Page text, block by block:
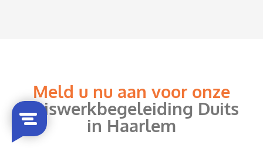
Meld u nu aan voor onze
huiswerkbegeleiding Duits
in Haarlem